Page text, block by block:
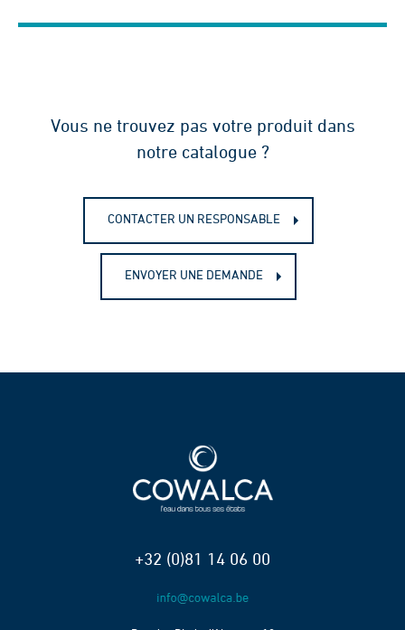
Vous ne trouvez pas votre produit dans
notre catalogue ?
CONTACTER UN RESPONSABLE
ENVOYER UNE DEMANDE
+32 (0)81 14 06 00